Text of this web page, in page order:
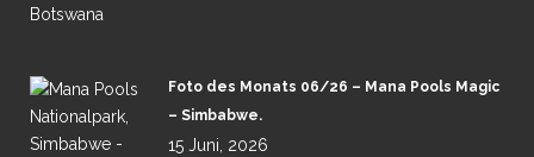
Foto des Monats 06/26 – Mana Pools Magic
– Simbabwe.
15 Juni, 2026